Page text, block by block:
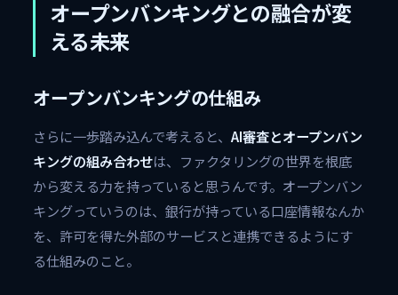
オープンバンキングとの融合が変
える未来
オープンバンキングの仕組み
さらに一歩踏み込んで考えると、AI審査とオープンバン
キングの組み合わせは、ファクタリングの世界を根底
から変える力を持っていると思うんです。オープンバン
キングっていうのは、銀行が持っている口座情報なんか
を、許可を得た外部のサービスと連携できるようにす
る仕組みのこと。